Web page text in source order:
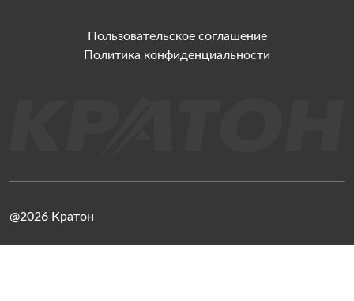
Пользовательское соглашение
Политика конфиденциальности
@2026 Кратон